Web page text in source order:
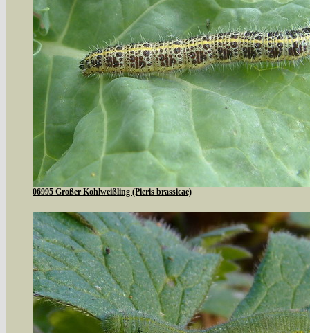
06995 Großer Kohlweißling (Pieris brassicae)